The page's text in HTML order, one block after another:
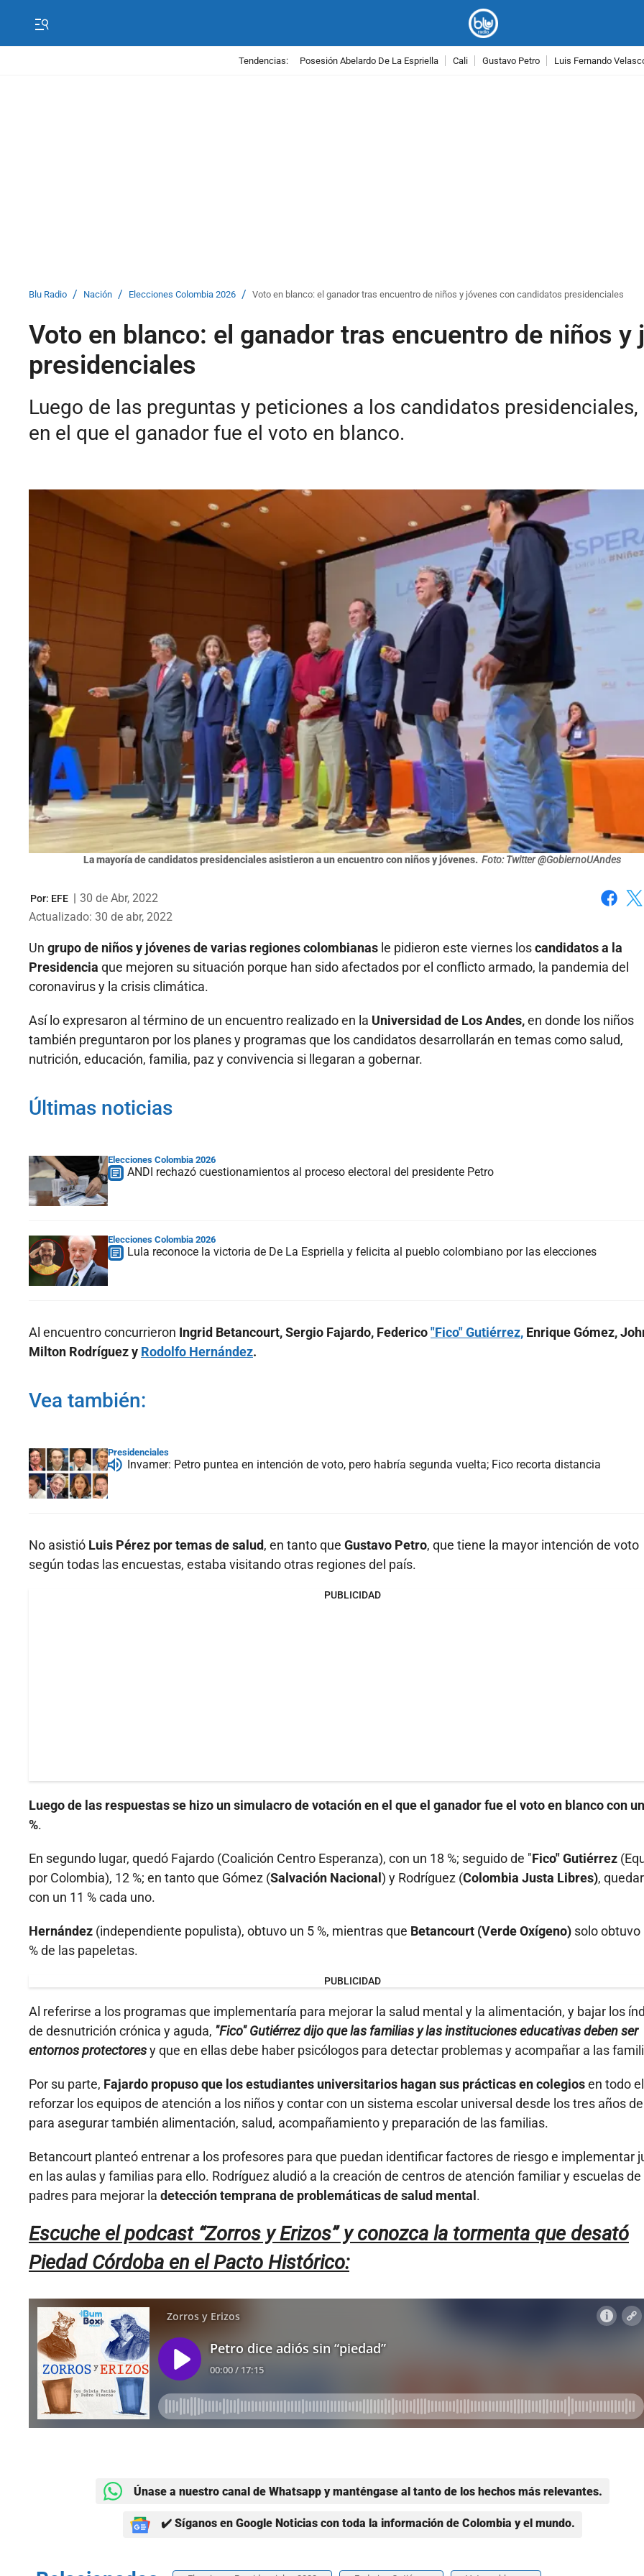
Tendencias: Posesión Abelardo De La Espriella Cali Gustavo Petro Luis Fernando
Blu Radio / Nación / Elecciones Colombia 2026 / Voto en blanco: el ganador tras encuentro de niños y jóvenes con candidatos presidenciales
Voto en blanco: el ganador tras encuentro de niños
presidenciales
Luego de las preguntas y peticiones a los candidatos
en el que el ganador fue el voto en blanco.
La mayoría de candidatos presidenciales asistieron a un encuentro con niños y jóvenes. Foto: Twitter @GobiernoUAndes
Por: EFE | 30 de Abr, 2022
Actualizado: 30 de abr, 2022
Un grupo de niños y jóvenes de varias regiones colombianas le pidieron este viernes loscandidatos a la
Presidencia que mejoren su situación porque han sido afectados por el conflicto armado, la pandemia del
coronavirus y la crisis climática.
Así lo expresaron al término de un encuentro realizado en la Universidad de Los Andes,en donde los niños
también preguntaron por los planes y programas que los candidatos desarrollarán en temas como salud,
nutrición, educación, familia, paz y convivencia si llegaran a gobernar.
Últimas noticias
Elecciones Colombia 2026
ANDI rechazó cuestionamientos al proceso electoral del presidente Petro
Elecciones Colombia 2026
Lula reconoce la victoria de De La Espriella y felicita al pueblo colombiano por las elecciones
Al encuentro concurrieron Ingrid Betancourt, Sergio Fajardo, Federico"Fico" Gutiérrez, Enrique Gómez,
Milton Rodríguez y Rodolfo Hernández.
Vea también:
Presidenciales
Invamer: Petro puntea en intención de voto, pero habría segunda vuelta; Fico recorta distancia
No asistió Luis Pérez por temas de salud, en tanto que Gustavo Petro, que tiene la mayor intención de voto
según todas las encuestas, estaba visitando otras regiones del país.
PUBLICIDAD
Luego de las respuestas se hizo un simulacro de votación en el que el ganador fue el voto en blanco con
%.
En segundo lugar, quedó Fajardo (Coalición Centro Esperanza), con un 18 %; seguido de "Fico" Gutiérrez
por Colombia), 12 %; en tanto que Gómez (Salvación Nacional ) y Rodríguez (Colombia Justa Libres),
con un 11 % cada uno.
Hernández (independiente populista), obtuvo un 5 %, mientras que Betancourt (Verde Oxígeno) solo obtuvo
% de las papeletas.
PUBLICIDAD
Al referirse a los programas que implementaría para mejorar la salud mental y la alimentación, y bajar los
de desnutrición crónica y aguda, "Fico" Gutiérrez dijo que las familias y las instituciones educativas deben ser
entornos protectoresy que en ellas debe haber psicólogos para detectar problemas y acompañar a las
Por su parte, Fajardo propuso que los estudiantes universitarios hagan sus prácticas en colegiosen todo
reforzar los equipos de atención a los niños y contar con un sistema escolar universal desde los tres años
para asegurar también alimentación, salud, acompañamiento y preparación de las familias.
Betancourt planteó entrenar a los profesores para que puedan identificar factores de riesgo e implementar
en las aulas y familias para ello. Rodríguez aludió a la creación de centros de atención familiar y escuelas de
padres para mejorar la detección temprana de problemáticas de salud mental .
Escuche el podcast “Zorros y Erizos” y conozca la tormenta que desató
Piedad Córdoba en el Pacto Histórico:
Únase a nuestro canal de Whatsapp y manténgase al tanto de los hechos más relevantes.
✔️ Síganos en Google Noticias con toda la información de Colombia y el mundo.